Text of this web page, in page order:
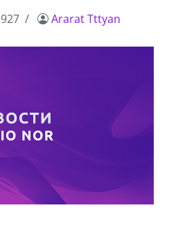
927 Ararat Tttyan